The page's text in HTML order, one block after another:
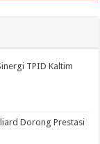
TPID Kaltim
Dorong Prestasi